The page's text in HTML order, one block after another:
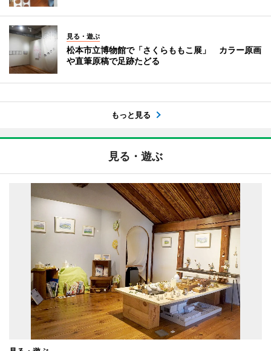
見る・遊ぶ
松本市立博物館で「さくらももこ展」 カラー原画
や直筆原稿で足跡たどる
もっと見る
見る・遊ぶ